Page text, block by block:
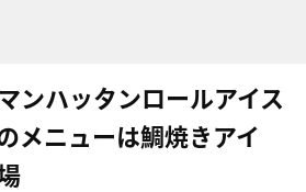
ンハッタンロールアイス
メニューは鯛焼きアイ